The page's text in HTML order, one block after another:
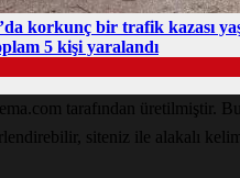
korkunç bir trafik kazası
5 kişi yaralandı
tarafından üretilmiştir.
siteniz ile alakalı